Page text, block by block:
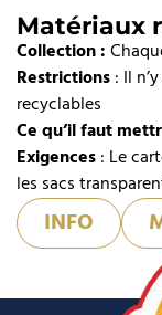
Matériaux
Collection :
Restrictions: Il
recyclables
Ce qu’il faut
Exigences: Le
les sacs
INFO
iCalendar
Office 365
Outlook